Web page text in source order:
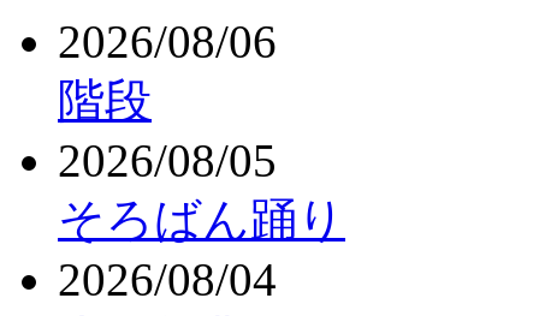
2026/08/06
階段
2026/08/05
そろばん踊り
2026/08/04